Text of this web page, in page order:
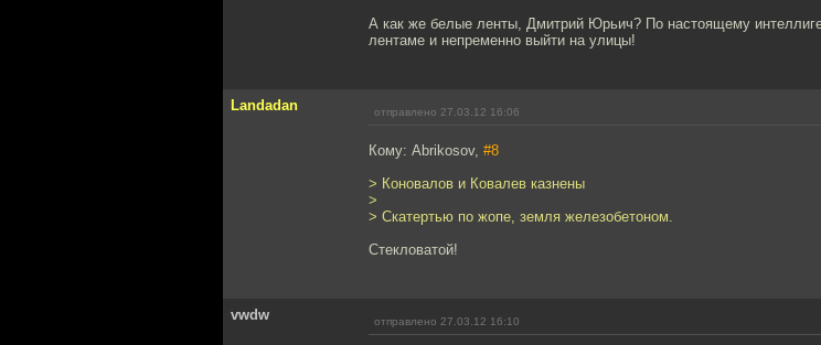
А как же белые ленты, Дмитрий Юрьич? По настоящему
лентаме и непременно выйти на улицы!
Landadan отправлено 27.03.12 16:06
Кому: Abrikosov, #8
> Коновалов и Ковалев казнены
>
> Скатертью по жопе, земля железобетоном.
Стекловатой!
vwdw отправлено 27.03.12 16:10